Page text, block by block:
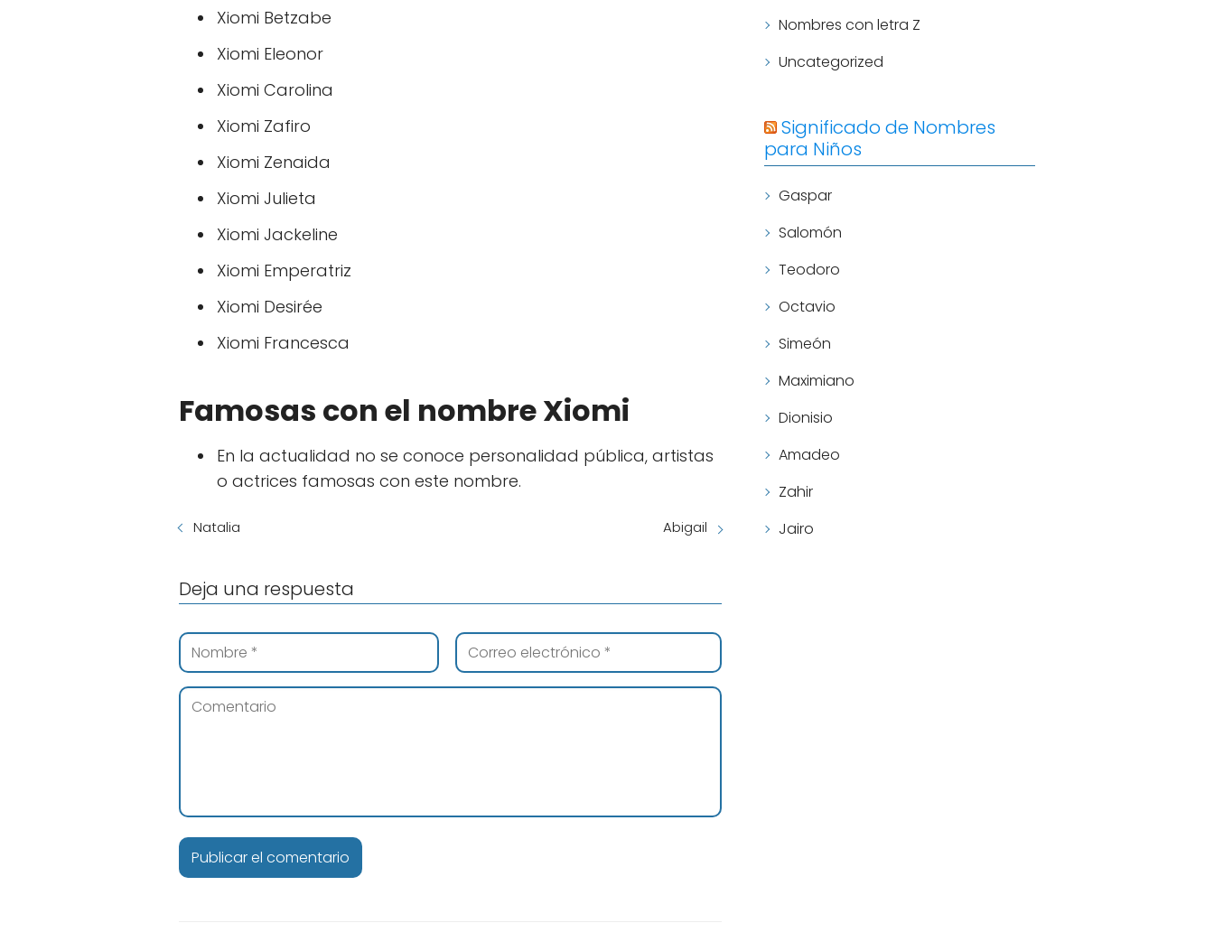
Xiomi Betzabe
Xiomi Eleonor
Xiomi Carolina
Xiomi Zafiro
Xiomi Zenaida
Xiomi Julieta
Xiomi Jackeline
Xiomi Emperatriz
Xiomi Desirée
Xiomi Francesca
Famosas con el nombre Xiomi
En la actualidad no se conoce personalidad pública, artistas
o actrices famosas con este nombre.
Natalia Abigail
Deja una respuesta
Nombres con letra Z
Uncategorized
Significado de Nombres
para Niños
Gaspar
Salomón
Teodoro
Octavio
Simeón
Maximiano
Dionisio
Amadeo
Zahir
Jairo